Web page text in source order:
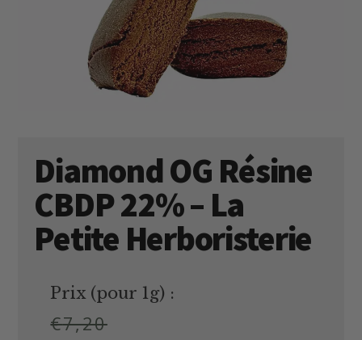
Diamond OG Résine
CBDP 22% – La
Petite Herboristerie
Prix (pour 1g) :
€7,20